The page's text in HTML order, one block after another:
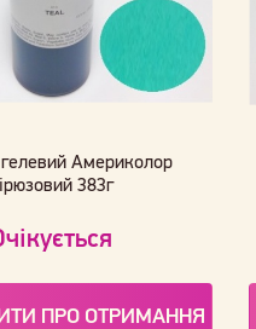
Америколор
383г
ПРО ОТРИМАННЯ